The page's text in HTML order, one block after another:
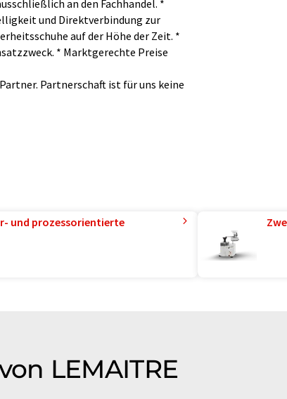
an den Fachhandel. *
und Direktverbindung zur
auf der Höhe der Zeit. *
* Marktgerechte Preise
Partnerschaft ist für uns keine
und prozessorientierte
LEMAITRE